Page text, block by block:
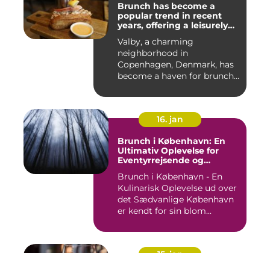
Brunch has become a
popular trend in recent
years, offering a leisurely
the day
Valby, a charming
neighborhood in
Copenhagen, Denmark, has
become a haven for brunch
16. jan
Brunch i København: En
Ultimativ Oplevelse for
Eventyrrejsende og
Brunch i København - En
Kulinarisk Oplevelse ud over
det Sædvanlige København
er kendt for sin blom...